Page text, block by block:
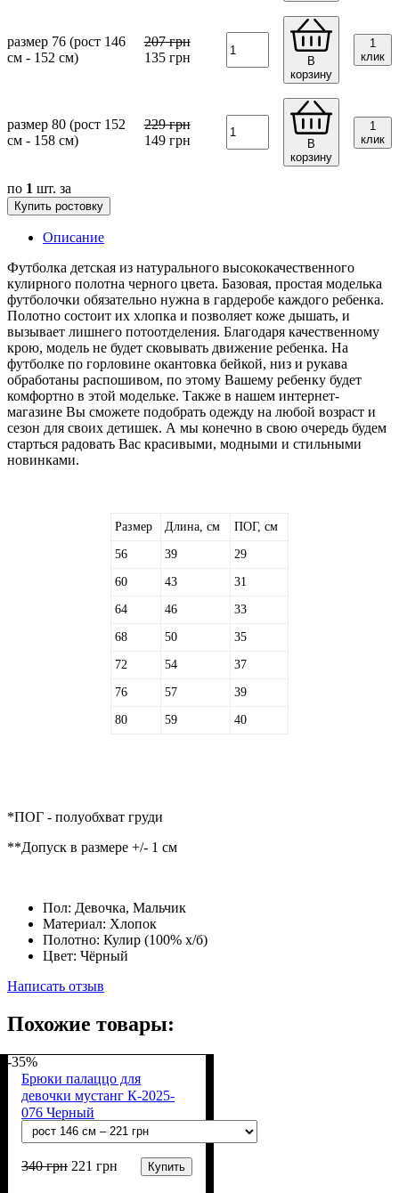
размер 76 (рост 146
см - 152 см)
207грн
135грн
В
корзину
1
клик
размер 80 (рост 152
см - 158 см)
229грн
149грн
В
корзину
1
клик
по 1 шт. за
Купить ростовку
Описание
Футболка детская из натурального высококачественного
кулирного полотна черного цвета. Базовая, простая моделька
футболочки обязательно нужна в гардеробе каждого ребенка.
Полотно состоит их хлопка и позволяет коже дышать, и
вызывает лишнего потоотделения. Благодаря качественному
крою, модель не будет сковывать движение ребенка. На
футболке по горловине окантовка бейкой, низ и рукава
обработаны распошивом, по этому Вашему ребенку будет
комфортно в этой модельке. Также в нашем интернет-
магазине Вы сможете подобрать одежду на любой возраст и
сезон для своих детишек. А мы конечно в свою очередь будем
старться радовать Вас красивыми, модными и стильными
новинками.
Размер Длина, см ПОГ, см
56 39 29
60 43 31
64 46 33
68 50 35
72 54 37
76 57 39
80 59 40
*ПОГ - полуобхват груди
**Допуск в размере +/- 1 см
Пол: Девочка, Мальчик
Материал: Хлопок
Полотно: Кулир (100% х/б)
Цвет: Чёрный
Написать отзыв
Похожие товары:
-35%
Брюки палаццо для
девочки мустанг К-2025-
076 Черный
340грн 221 грн Купить